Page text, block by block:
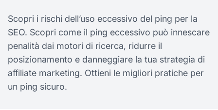
Scopri i rischi dell’uso eccessivo del ping per la
SEO. Scopri come il ping eccessivo può innescare
penalità dai motori di ricerca, ridurre il
posizionamento e danneggiare la tua strategia di
affiliate marketing. Ottieni le migliori pratiche per
un ping sicuro.